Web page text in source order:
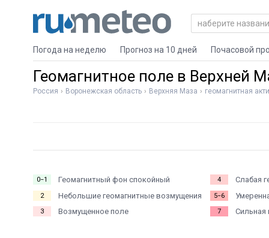
Погода на неделю Прогноз на 10 дней Почасовой
Геомагнитное поле в Верхней
Россия Воронежская область Верхняя Маза геомагнитная
0−1 Геомагнитный фон спокойный
2 Небольшие геомагнитные возмущения
3 Возмущенное поле
4 Слабая
5−6
7 Сильная